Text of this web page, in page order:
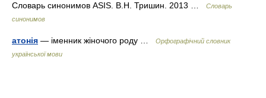
Словарь синонимов ASIS. В.Н. Тришин. 2013 …
Словарь
синонимов
атонія — іменник жіночого роду …
Орфографічний словник
української мови